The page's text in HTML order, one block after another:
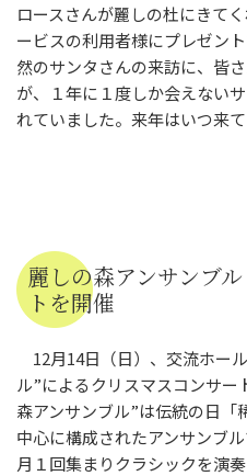
ロースさんが麗しの杜にきて
ービスの利用者様にプレゼン
然のサンタさんの来訪に、皆
が、１年に１度しか会えない
れていました。来年はいつ来て
麗しの森アンサンブ
トを開催
12月14日（日）、交流ホー
ル”によるクリスマスコンサ
森アンサンブル”は伝統の日「
中心に構成されたアンサンブ
月１回集まりクラシックを演